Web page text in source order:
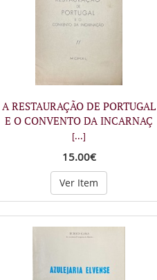
A RESTAURAÇÃO DE PORTUGAL
E O CONVENTO DA INCARNAÇ
[...]
15.00€
Ver Item